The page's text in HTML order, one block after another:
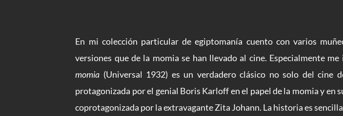
En mi colección particular de egiptomanía cuento con varios
versiones que de la momia se han llevado al cine. Especialmente
momia (Universal 1932) es un verdadero clásico no solo del
protagonizada por el genial Boris Karloff en el papel de la momia y en
coprotagonizada por la extravagante Zita Johann. La historia es